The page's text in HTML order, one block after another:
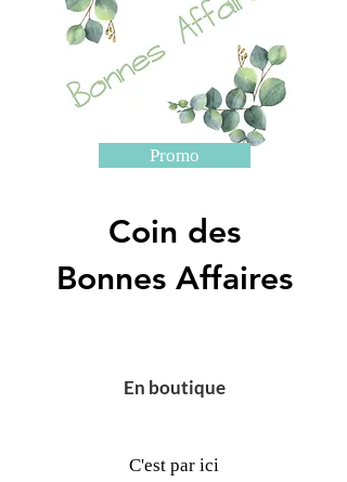
Promo
Coin des
Bonnes Affaires
En boutique
C'est par ici